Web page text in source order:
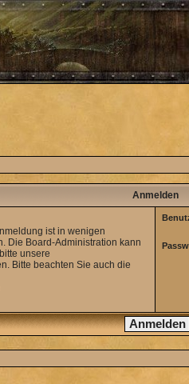
Anmelden
ist in wenigen
Die Board-Administration kann
unsere
Bitte beachten Sie auch die